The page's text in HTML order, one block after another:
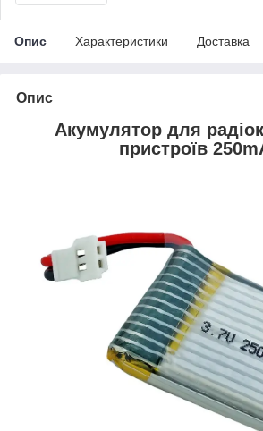
Опис Характеристики Доставка
Опис
Акумулятор для
пристроїв